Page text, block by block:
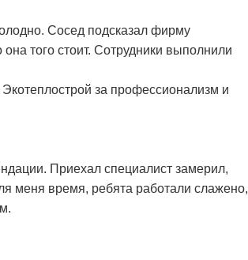
Сосед подсказал фирму
того стоит. Сотрудники выполнили
за профессионализм и
Приехал специалист замерил,
меня время, ребята работали слажено,